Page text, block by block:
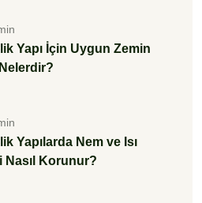
Yapı İçin Uygun Zemin
Yapılarda Nem ve Isı
Nasıl Korunur?